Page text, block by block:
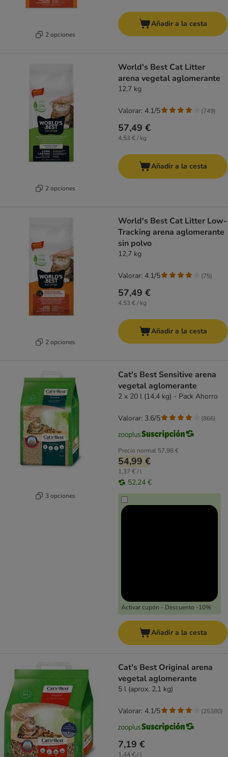
2 opciones
Añadir a la cesta
2 opciones
World's Best Cat Litter
arena vegetal aglomerante
12,7 kg
57,49 €
4,53 € / kg
Valorar: 4.1/5 (749)
Añadir a la cesta
2 opciones
World's Best Cat Litter Low-
Tracking arena aglomerante
sin polvo
12,7 kg
57,49 €
4,53 € / kg
Valorar: 4.1/5 (75)
Añadir a la cesta
3 opciones
Cat's Best Sensitive arena
vegetal aglomerante
2 x 20 l (14,4 kg) - Pack Ahorro
Precio normal 57,98 €
54,99 €
1,37 € / l
52,24 €
Activar cupón - Descuento -10%
Valorar: 3.6/5 (866)
Añadir a la cesta
Cat's Best Original arena
vegetal aglomerante
5 l (aprox. 2,1 kg)
7,19 €
1,44 € / l
Valorar: 4.1/5 (25380)